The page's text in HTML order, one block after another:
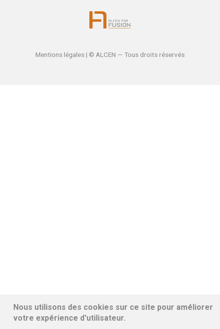
Mentions légales | © ALCEN — Tous droits réservés
Nous utilisons des cookies sur ce site pour améliorer
votre expérience d'utilisateur.